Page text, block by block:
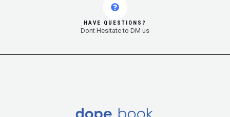
HAVE QUESTIONS?
Dont Hesitate to DM us